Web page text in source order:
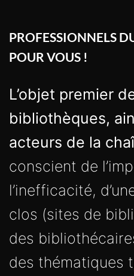
PROFESSIONNELS
POUR VOUS !
L’objet premier
bibliothèques,
acteurs de la
conscient de
l’inefficacité,
clos (sites de
des
des thématiques